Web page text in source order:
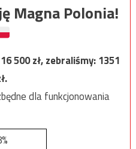
Magna Polonia!
16 500zł, zebraliśmy:1351
dla funkcjonowania